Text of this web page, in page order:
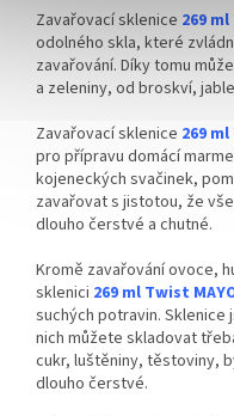
Zavařovací sklenice 269
odolného skla, které
zavařování. Díky tomu
a zeleniny, od broskví,
Zavařovací sklenice 269
pro přípravu domácí
kojeneckých svačinek,
zavařovat s jistotou, že
dlouho čerstvé a chutné.
Kromě zavařování ovoce,
sklenici 269 ml Twist
suchých potravin.
nich můžete skladovat
cukr, luštěniny, těstoviny,
dlouho čerstvé.